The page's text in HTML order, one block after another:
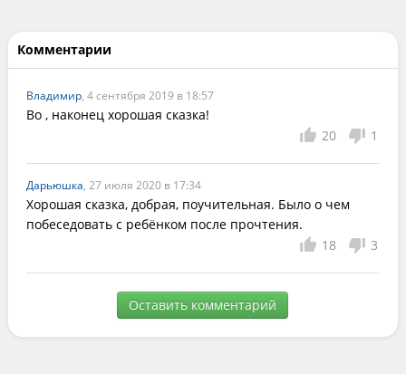
Комментарии
Владимир, 4 сентября 2019 в 18:57
Во , наконец хорошая сказка!
20
1
Дарьюшка, 27 июля 2020 в 17:34
Хорошая сказка, добрая, поучительная. Было о чем
побеседовать с ребёнком после прочтения.
18
3
Оставить комментарий